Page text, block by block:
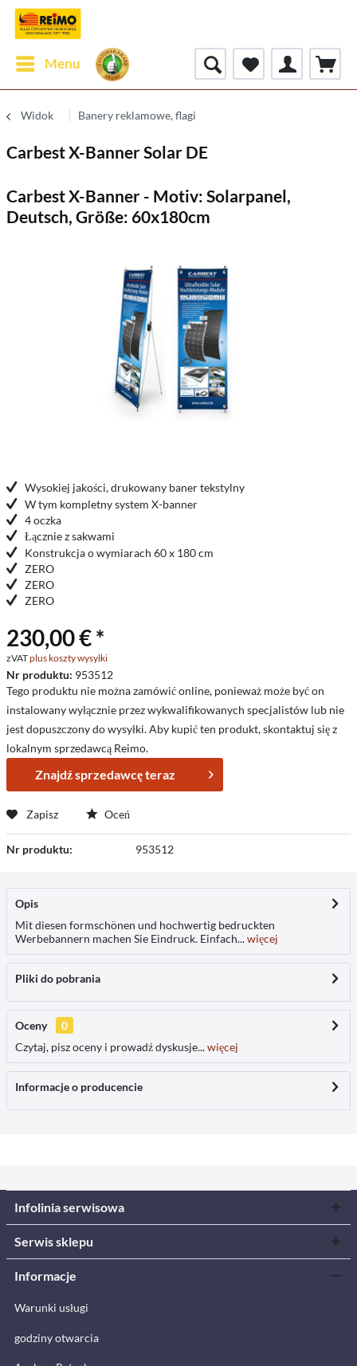
Menu
Widok Banery reklamowe, flagi
Carbest X-Banner Solar DE
Carbest X-Banner - Motiv: Solarpanel,
Deutsch, Größe: 60x180cm
Wysokiej jakości, drukowany baner tekstylny
W tym kompletny system X-banner
4 oczka
Łącznie z sakwami
Konstrukcja o wymiarach 60 x 180 cm
ZERO
ZERO
ZERO
230,00 € *
zVATplus koszty wysyłki
Nr produktu: 953512
Tego produktu nie można zamówić online, ponieważ może być on
instalowany wyłącznie przez wykwalifikowanych specjalistów lub nie
jest dopuszczony do wysyłki. Aby kupić ten produkt, skontaktuj się z
lokalnym sprzedawcą Reimo.
Znajdź sprzedawcę teraz
Zapisz Oceń
Nr produktu: 953512
Opis
Mit diesen formschönen und hochwertig bedruckten
Werbebannern machen Sie Eindruck. Einfach...więcej
Pliki do pobrania
Oceny
0
Czytaj, pisz oceny i prowadź dyskusje...więcej
Informacje o producencie
Infolinia serwisowa
Serwis sklepu
Informacje
Warunki usługi
godziny otwarcia